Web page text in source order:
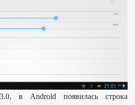
в Android появилась строка